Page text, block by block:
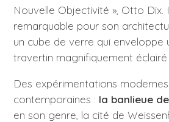
Nouvelle Objectivité », Otto Dix.
remarquable pour son
un cube de verre qui enveloppe
travertin magnifiquement éclairé
Des expérimentations
contemporaines : la banlieue
en son genre, la cité de